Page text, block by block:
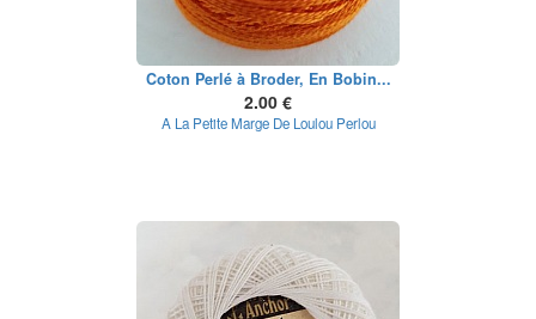
Coton Perlé à Broder, En Bobin...
2.00 €
A La Petite Marge De Loulou Perlou